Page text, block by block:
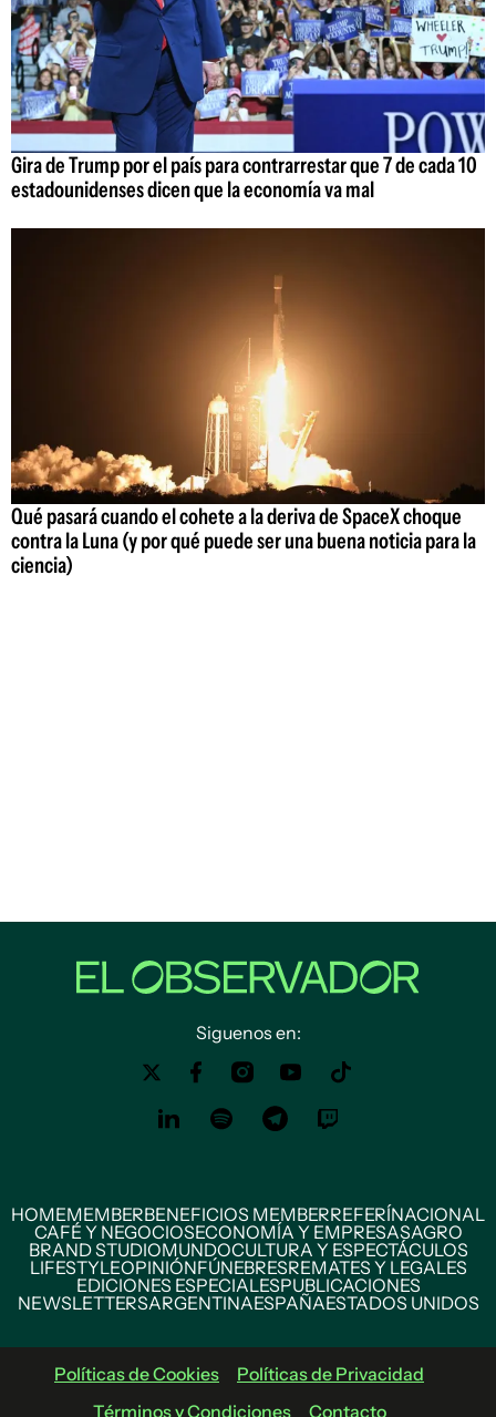
Gira de Trump por el país para contrarrestar que 7 de cada 10
estadounidenses dicen que la economía va mal
Qué pasará cuando el cohete a la deriva de SpaceX choque
contra la Luna (y por qué puede ser una buena noticia para la
ciencia)
Siguenos en:
HOMEMEMBERBENEFICIOS MEMBERREFERÍNACIONAL
CAFÉ Y NEGOCIOSECONOMÍA Y EMPRESASAGRO
BRAND STUDIOMUNDOCULTURA Y ESPECTÁCULOS
LIFESTYLEOPINIÓNFÚNEBRESREMATES Y LEGALES
EDICIONES ESPECIALESPUBLICACIONES
NEWSLETTERSARGENTINAESPAÑAESTADOS UNIDOS
Políticas de Cookies
Políticas de Privacidad
Términos y Condiciones
Contacto